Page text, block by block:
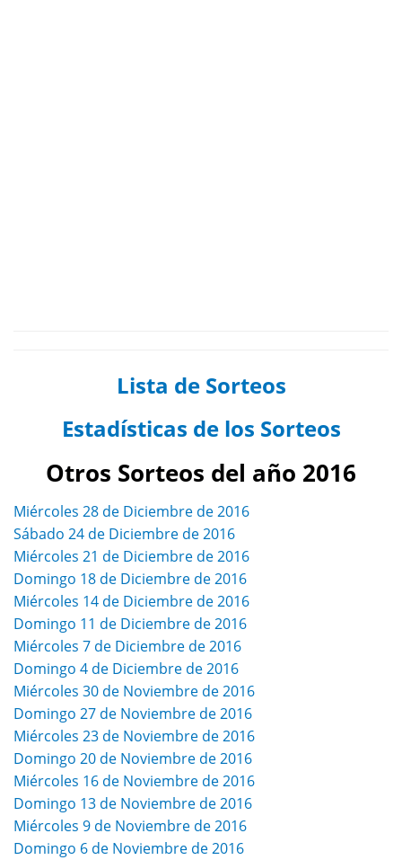
Lista de Sorteos
Estadísticas de los Sorteos
Otros Sorteos del año 2016
Miércoles 28 de Diciembre de 2016
Sábado 24 de Diciembre de 2016
Miércoles 21 de Diciembre de 2016
Domingo 18 de Diciembre de 2016
Miércoles 14 de Diciembre de 2016
Domingo 11 de Diciembre de 2016
Miércoles 7 de Diciembre de 2016
Domingo 4 de Diciembre de 2016
Miércoles 30 de Noviembre de 2016
Domingo 27 de Noviembre de 2016
Miércoles 23 de Noviembre de 2016
Domingo 20 de Noviembre de 2016
Miércoles 16 de Noviembre de 2016
Domingo 13 de Noviembre de 2016
Miércoles 9 de Noviembre de 2016
Domingo 6 de Noviembre de 2016